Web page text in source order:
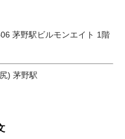
茅野駅ビルモンエイト 1階
) 茅野駅